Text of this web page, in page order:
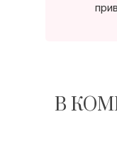
В